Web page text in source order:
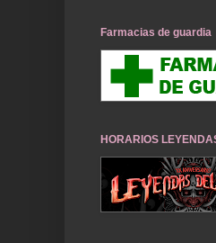
Farmacias de guardia
HORARIOS